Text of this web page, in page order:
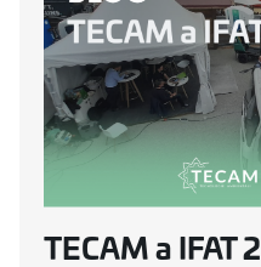
TECAM a IFAT